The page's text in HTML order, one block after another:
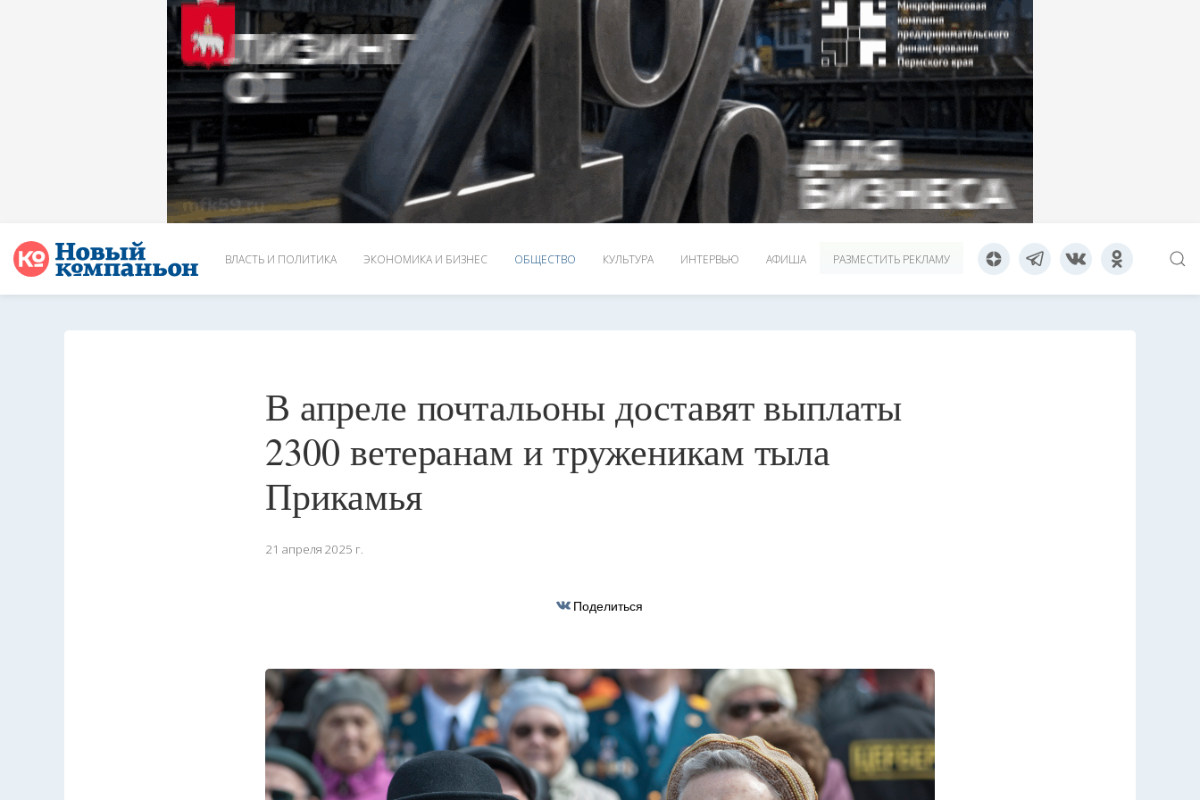
ВЛАСТЬ И ПОЛИТИКА ЭКОНОМИКА И БИЗНЕС ОБЩЕСТВО КУЛЬТУРА ИНТЕРВЬЮ АФИША РАЗМЕСТИТЬ РЕКЛАМУ
В апреле почтальоны доставят выплаты
2300 ветеранам и труженикам тыла
Прикамья
21 апреля 2025 г.
Поделиться